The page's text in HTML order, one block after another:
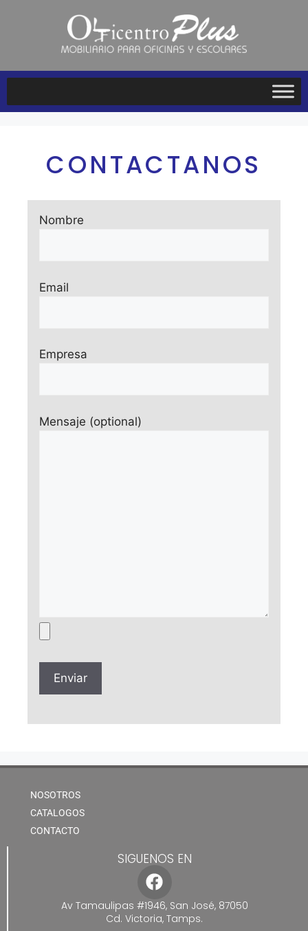
CONTACTANOS
Nombre
Email
Empresa
Mensaje (optional)
NOSOTROS
CATALOGOS
CONTACTO
SIGUENOS EN
Av Tamaulipas #1946, San José, 87050
Cd. Victoria, Tamps.